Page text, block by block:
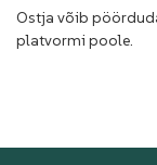
Ostja võib
platvormi poole.